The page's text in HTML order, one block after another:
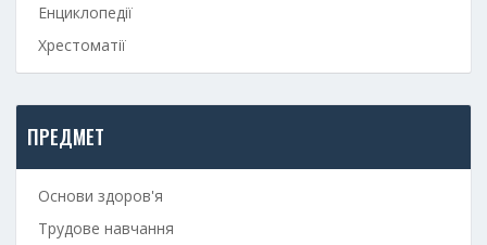
Енциклопедії
Хрестоматії
ПРЕДМЕТ
Основи здоров'я
Трудове навчання